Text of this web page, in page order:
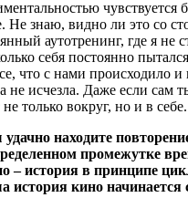
чувствуется
Не знаю, видно ли это со
аутотренинг, где я не
себя постоянно
что с нами происходило и
не исчезла. Даже если сам
только вокруг, но и в себе.
находите
промежутке
– история в принципе
история кино начинается